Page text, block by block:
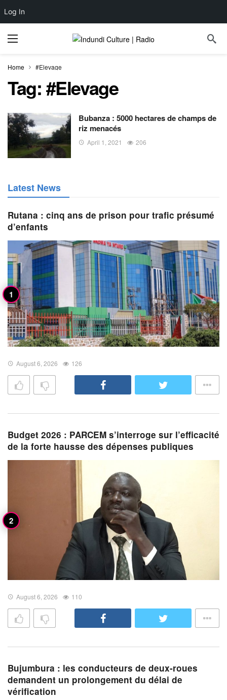
Log In
Home #Elevage
Tag:#Elevage
Bubanza : 5000 hectares de champs de
riz menacés
April 1, 2021 206
Latest News
Rutana : cinq ans de prison pour trafic présumé
d’enfants
August 6, 2026 126
Budget 2026 : PARCEM s’interroge sur l’efficacité
de la forte hausse des dépenses publiques
August 6, 2026 110
Bujumbura : les conducteurs de deux-roues
demandent un prolongement du délai de
vérification